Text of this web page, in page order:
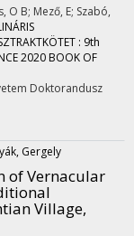
O B; Mező, E; Szabó,
: 9th
2020 BOOK OF
Doktorandusz
Gergely
of Vernacular
Village,